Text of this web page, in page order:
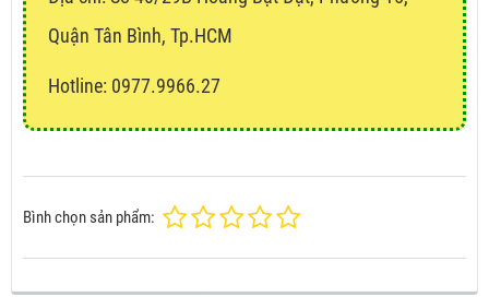
Quận Tân Bình, Tp.HCM
Hotline: 0977.9966.27
Bình chọn sản phẩm: